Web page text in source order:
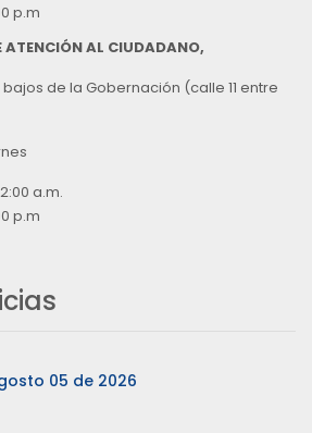
p.m
ATENCIÓN AL CIUDADANO,
de la Gobernación (calle 11 entre
a.m.
p.m
05 de 2026